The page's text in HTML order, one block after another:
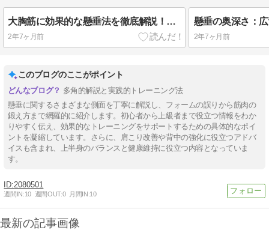
大胸筋に効果的な懸垂法を徹底解説！（やり方&注意点など）
2年7ヶ月前 2年7ヶ月前
このブログのここがポイント
多角的解説と実践的トレーニング法
懸垂に関するさまざまな側面を丁寧に解説し、フォームの誤りから筋肉の
鍛え方まで網羅的に紹介します。初心者から上級者まで役立つ情報をわか
りやすく伝え、効果的なトレーニングをサポートするための具体的なポイ
ントを凝縮しています。さらに、肩こり改善や背中の強化に役立つアドバ
イスも含まれ、上半身のバランスと健康維持に役立つ内容となっていま
す。
2080501
週間IN:10 週間OUT:0 月間IN:10
最新の記事画像